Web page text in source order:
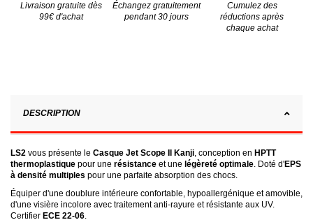
Livraison gratuite dès
99€ d'achat
Échangez gratuitement
pendant 30 jours
Cumulez des
réductions après
chaque achat
DESCRIPTION
LS2 vous présente le Casque Jet Scope II Kanji, conception en HPTT
thermoplastique pour une résistance et une légèreté optimale. Doté d'EPS
à densité multiples pour une parfaite absorption des chocs.
Équiper d'une doublure intérieure confortable, hypoallergénique et amovible,
d'une visière incolore avec traitement anti-rayure et résistante aux UV.
Certifier ECE 22-06.